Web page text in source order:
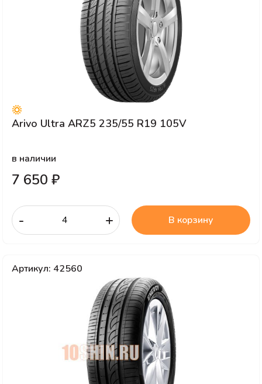
Arivo Ultra ARZ5 235/55 R19 105V
в наличии
7 650 ₽
- + В корзину
Артикул: 42560